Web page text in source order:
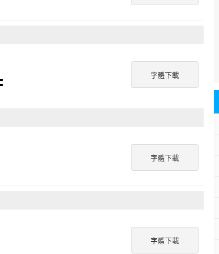
字體下載
字體下載
字體下載